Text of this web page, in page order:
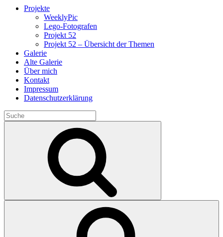
Projekte
WeeklyPic
Lego-Fotografen
Projekt 52
Projekt 52 – Übersicht der Themen
Galerie
Alte Galerie
Über mich
Kontakt
Impressum
Datenschutzerklärung
Search
for: